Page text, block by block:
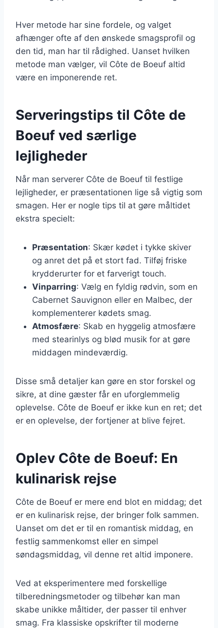
Hver metode har sine fordele, og valget
afhænger ofte af den ønskede smagsprofil og
den tid, man har til rådighed. Uanset hvilken
metode man vælger, vil Côte de Boeuf altid
være en imponerende ret.
Serveringstips til Côte de
Boeuf ved særlige
lejligheder
Når man serverer Côte de Boeuf til festlige
lejligheder, er præsentationen lige så vigtig som
smagen. Her er nogle tips til at gøre måltidet
ekstra specielt:
Præsentation: Skær kødet i tykke skiver
og anret det på et stort fad. Tilføj friske
krydderurter for et farverigt touch.
Vinparring: Vælg en fyldig rødvin, som en
Cabernet Sauvignon eller en Malbec, der
komplementerer kødets smag.
Atmosfære: Skab en hyggelig atmosfære
med stearinlys og blød musik for at gøre
middagen mindeværdig.
Disse små detaljer kan gøre en stor forskel og
sikre, at dine gæster får en uforglemmelig
oplevelse. Côte de Boeuf er ikke kun en ret; det
er en oplevelse, der fortjener at blive fejret.
Oplev Côte de Boeuf: En
kulinarisk rejse
Côte de Boeuf er mere end blot en middag; det
er en kulinarisk rejse, der bringer folk sammen.
Uanset om det er til en romantisk middag, en
festlig sammenkomst eller en simpel
søndagsmiddag, vil denne ret altid imponere.
Ved at eksperimentere med forskellige
tilberedningsmetoder og tilbehør kan man
skabe unikke måltider, der passer til enhver
smag. Fra klassiske opskrifter til moderne